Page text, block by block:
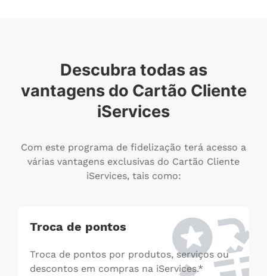
Descubra todas as
vantagens do Cartão Cliente
iServices
Com este programa de fidelização terá acesso a
várias vantagens exclusivas do Cartão Cliente
iServices, tais como:
Troca de pontos
Troca de pontos por produtos, serviços ou
descontos em compras na iServices.*